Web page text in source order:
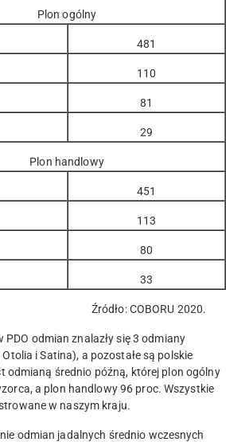
Plon ogólny
481
110
81
29
Plon handlowy
451
113
80
33
COBORU 2020.
PDO odmian znalazły się 3 odmiany
i Satina), a pozostałe są polskie
odmianą średnio późną, której plon ogólny
a plon handlowy 96 proc. Wszystkie
w naszym kraju.
odmian jadalnych średnio wczesnych